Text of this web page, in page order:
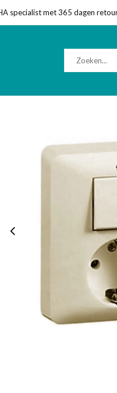
specialist met 365 dagen